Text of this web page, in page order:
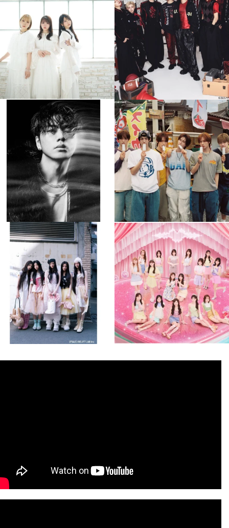
...
8月 4
4 0
...
8月 4
4 0
musicjapantv
💡8月特番放送決定！
...
8月 4
90 0
musicjapantv
💡8月特番放送決定！
...
8月 4
5 0
musicjapantv
💡8月特番放送決定！
8月 4
1 0
musicjapantv
💡8月特番放送決定！
...
8月 4
1 0